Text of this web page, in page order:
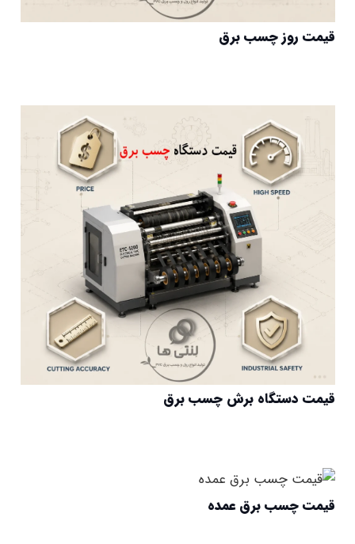
قیمت روز چسب برق
قیمت دستگاه برش چسب برق
قیمت چسب برق عمده